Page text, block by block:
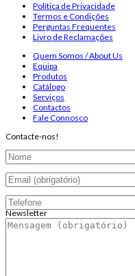
Política de Privacidade
Termos e Condições
Perguntas Frequentes
Livro de Reclamações
Quem Somos / About Us
Equipa
Produtos
Catálogo
Serviços
Contactos
Fale Connosco
Contacte-nos!
Newsletter
Endereço de email: